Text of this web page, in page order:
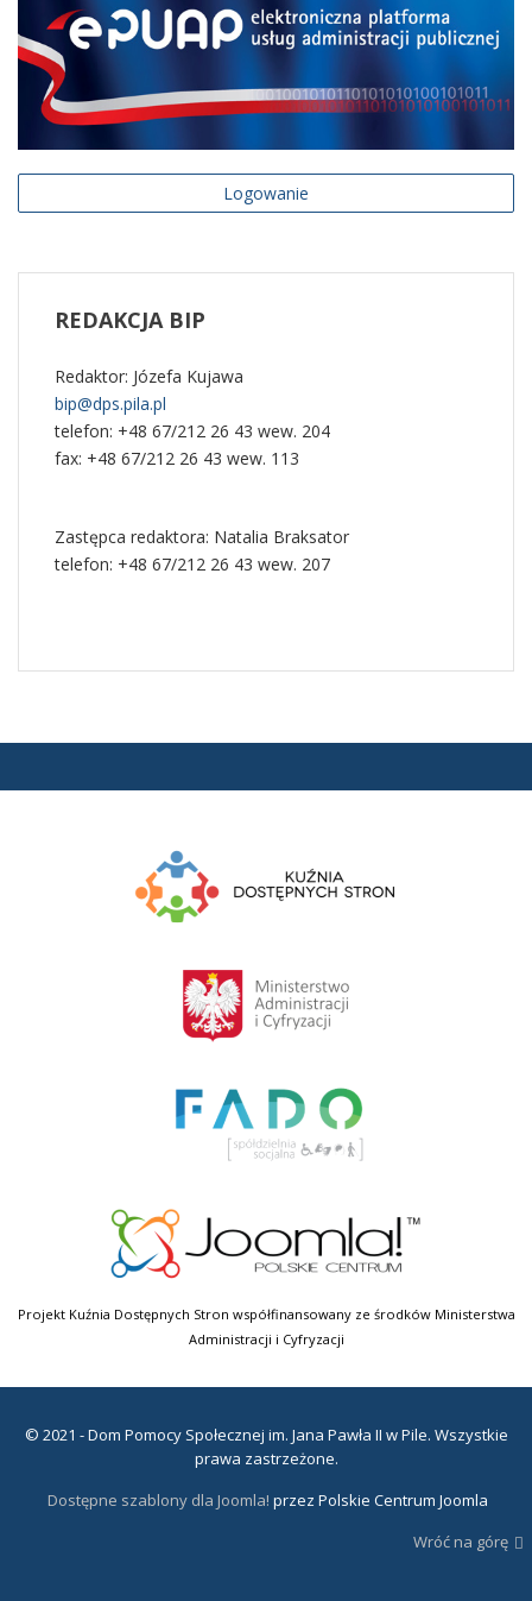
Logowanie
REDAKCJABIP
Redaktor: Józefa Kujawa
bip@dps.pila.pl
telefon: +48 67/212 26 43 wew. 204
fax: +48 67/212 26 43 wew. 113
Zastępca redaktora: Natalia Braksator
telefon: +48 67/212 26 43 wew. 207
Projekt Kuźnia Dostępnych Stron współfinansowany ze środków Ministerstwa
Administracji i Cyfryzacji
© 2021 - Dom Pomocy Społecznej im. Jana Pawła II w Pile. Wszystkie
prawa zastrzeżone.
Dostępne szablony dla Joomla! przez Polskie Centrum Joomla
Wróć na górę